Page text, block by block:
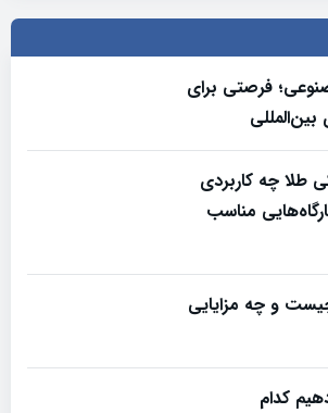
فرصتی برای
بین‌المللی
طلا چه کاربردی
مناسب
چیست و چه مزایایی
کدام